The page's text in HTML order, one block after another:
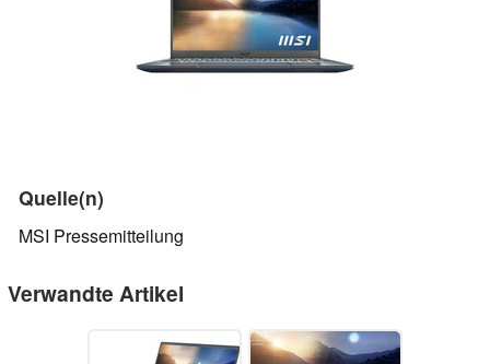
Quelle(n)
MSI Pressemitteilung
Verwandte Artikel